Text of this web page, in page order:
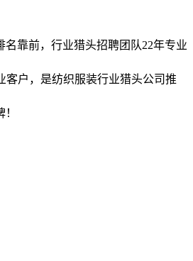
靠前， 行业猎头招聘团队22年专业
客户，是纺织服装行业猎头公司推